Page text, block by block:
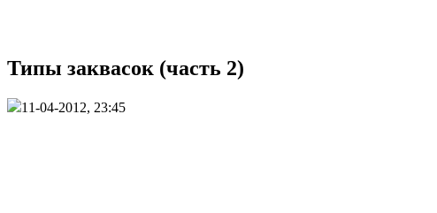
Типы заквасок (часть 2)
11-04-2012, 23:45